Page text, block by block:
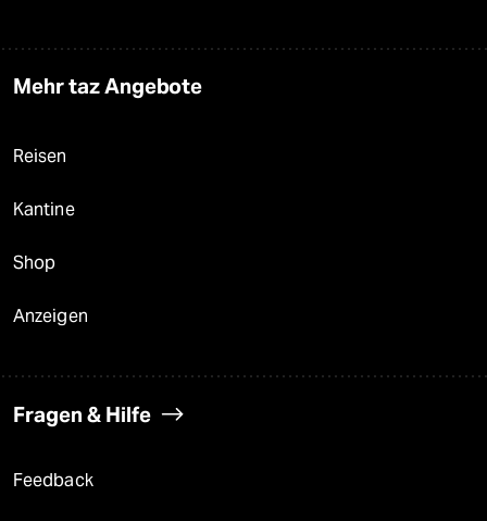
Mehr taz Angebote
Reisen
Kantine
Shop
Anzeigen
Fragen & Hilfe
Feedback